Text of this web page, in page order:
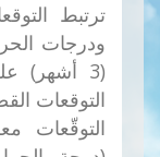
ترتبط
ودرجات
(3
التوقعات
التوقّعات